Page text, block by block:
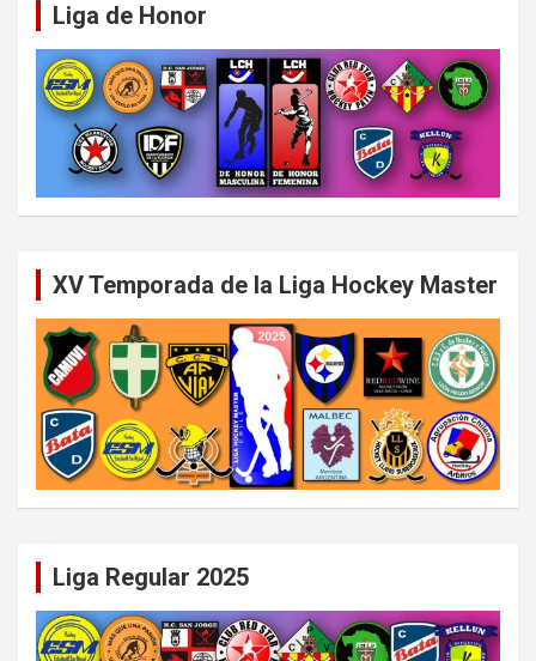
Liga de Honor
XV Temporada de la Liga Hockey Master
Liga Regular 2025